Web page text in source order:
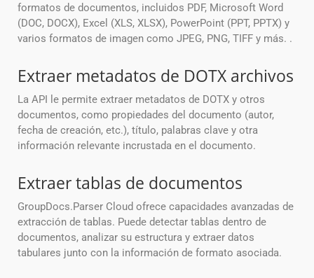
formatos de documentos, incluidos PDF, Microsoft Word
(DOC, DOCX), Excel (XLS, XLSX), PowerPoint (PPT, PPTX) y
varios formatos de imagen como JPEG, PNG, TIFF y más. .
Extraer metadatos de DOTX archivos
La API le permite extraer metadatos de DOTX y otros
documentos, como propiedades del documento (autor,
fecha de creación, etc.), título, palabras clave y otra
información relevante incrustada en el documento.
Extraer tablas de documentos
GroupDocs.Parser Cloud ofrece capacidades avanzadas de
extracción de tablas. Puede detectar tablas dentro de
documentos, analizar su estructura y extraer datos
tabulares junto con la información de formato asociada.